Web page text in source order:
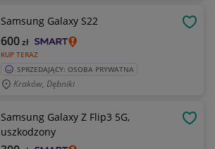
Samsung Galaxy S22
KUP TERAZ
600zł
SPRZEDAJĄCY: OSOBA PRYWATNA
Kraków, Dębniki
Samsung Galaxy Z Flip3 5G,
uszkodzony